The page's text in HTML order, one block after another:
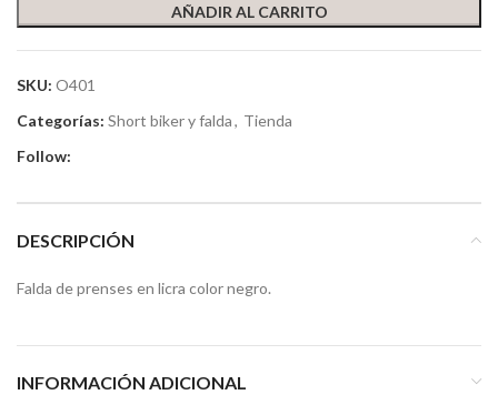
AÑADIR AL CARRITO
SKU: O401
Categorías: Short biker y falda, Tienda
Follow:
DESCRIPCIÓN
Falda de prenses en licra color negro.
INFORMACIÓN ADICIONAL